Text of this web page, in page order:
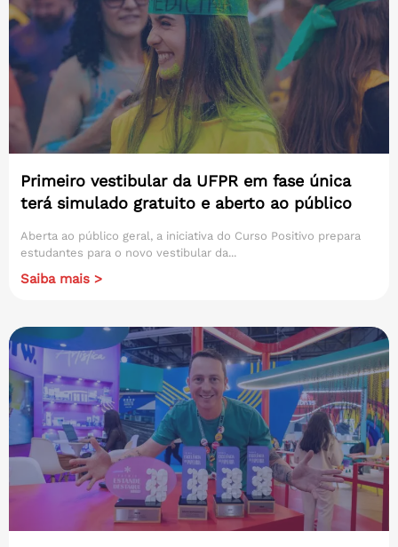
Primeiro vestibular da UFPR em fase única
terá simulado gratuito e aberto ao público
Aberta ao público geral, a iniciativa do Curso Positivo prepara
estudantes para o novo vestibular da...
Saiba mais >